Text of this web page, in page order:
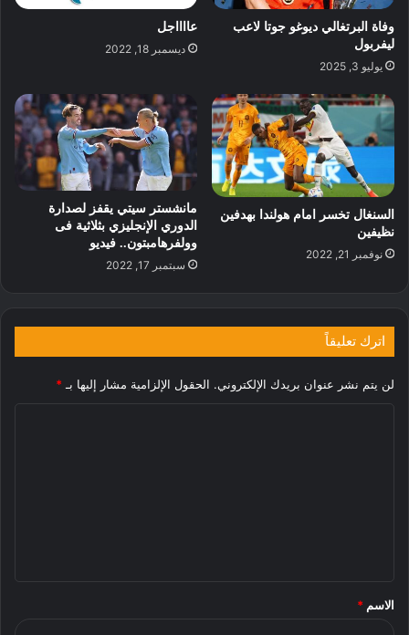
وفاة البرتغالي ديوغو جوتا لاعب
ليفربول
يوليو 3, 2025
عااااجل
ديسمبر 18, 2022
السنغال تخسر امام هولندا بهدفين
نظيفين
نوفمبر 21, 2022
مانشستر سيتي يقفز لصدارة
الدوري الإنجليزي بثلاثية فى
وولفرهامبتون.. فيديو
سبتمبر 17, 2022
اترك تعليقاً
لن يتم نشر عنوان بريدك الإلكتروني. الحقول الإلزامية مشار إليها بـ *
*
الاسم *